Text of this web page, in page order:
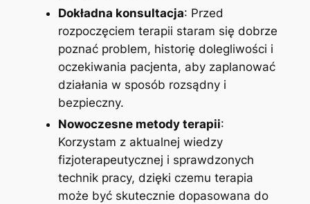
Dokładna konsultacja: Przed
rozpoczęciem terapii staram się dobrze
poznać problem, historię dolegliwości i
oczekiwania pacjenta, aby zaplanować
działania w sposób rozsądny i
bezpieczny.
Nowoczesne metody terapii:
Korzystam z aktualnej wiedzy
fizjoterapeutycznej i sprawdzonych
technik pracy, dzięki czemu terapia
może być skutecznie dopasowana do